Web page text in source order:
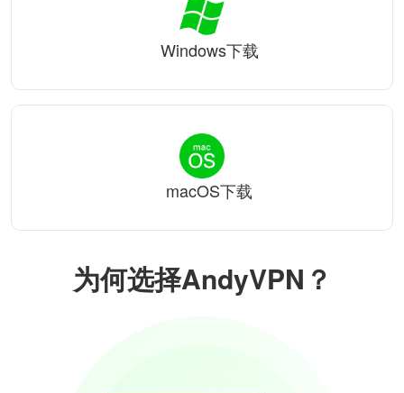
为何选择AndyVPN？
Windows下载
macOS下载